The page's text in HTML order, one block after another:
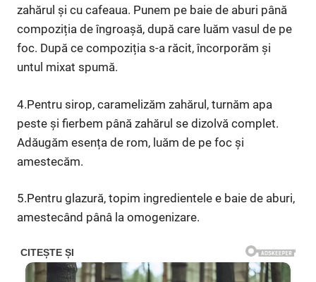
zahărul și cu cafeaua. Punem pe baie de aburi până
compoziția de îngroașă, după care luăm vasul de pe
foc. După ce compoziția s-a răcit, încorporăm și
untul mixat spumă.
4.Pentru sirop, caramelizăm zahărul, turnăm apa
peste și fierbem până zahărul se dizolvă complet.
Adăugăm esența de rom, luăm de pe foc și
amestecăm.
5.Pentru glazură, topim ingredientele e baie de aburi,
amestecând pânâ la omogenizare.